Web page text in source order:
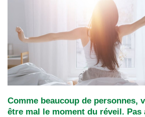
Comme beaucoup de personnes,
être mal le moment du réveil. Pas